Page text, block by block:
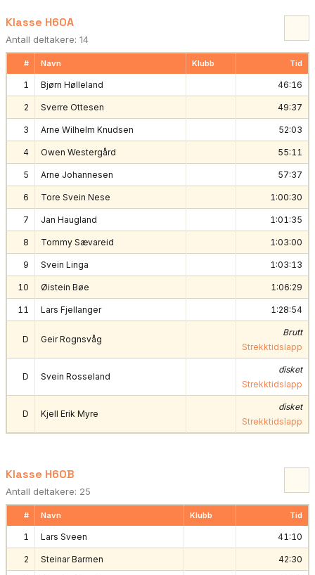
Klasse H60A
Antall deltakere: 14
# Navn Klubb Tid
1 Bjørn Hølleland 46:16
2 Sverre Ottesen 49:37
3 Arne Wilhelm Knudsen 52:03
4 Owen Westergård 55:11
5 Arne Johannesen 57:37
6 Tore Svein Nese 1:00:30
7 Jan Haugland 1:01:35
8 Tommy Sævareid 1:03:00
9 Svein Linga 1:03:13
10 Øistein Bøe 1:06:29
11 Lars Fjellanger 1:28:54
D Geir Rognsvåg
Brutt
Strekktidslapp
D Svein Rosseland
disket
Strekktidslapp
D Kjell Erik Myre
disket
Strekktidslapp
Klasse H60B
Antall deltakere: 25
# Navn Klubb Tid
1 Lars Sveen 41:10
2 Steinar Barmen 42:30